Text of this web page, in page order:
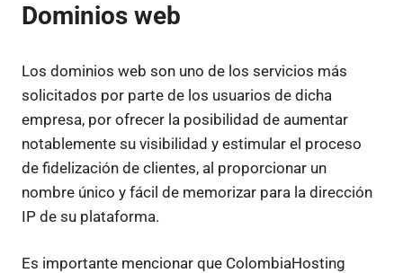
Dominios web
Los dominios web son uno de los servicios más
solicitados por parte de los usuarios de dicha
empresa, por ofrecer la posibilidad de aumentar
notablemente su visibilidad y estimular el proceso
de fidelización de clientes, al proporcionar un
nombre único y fácil de memorizar para la dirección
IP de su plataforma.
Es importante mencionar que ColombiaHosting